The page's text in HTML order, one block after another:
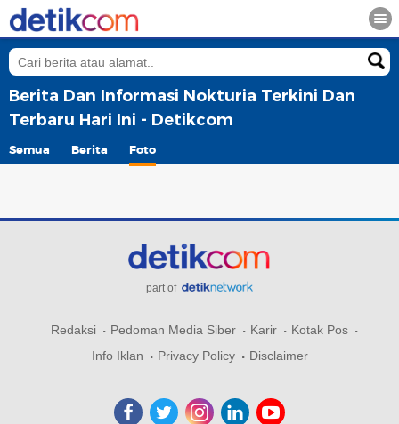
Berita Dan Informasi Nokturia Terkini Dan
Terbaru Hari Ini - Detikcom
Semua Berita Foto
part of
Redaksi Pedoman Media Siber Karir
Kotak Pos
Info Iklan
Privacy Policy Disclaimer